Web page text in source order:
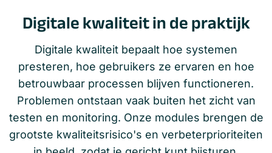
Digitale kwaliteit in de praktijk
Digitale kwaliteit bepaalt hoe systemen
presteren, hoe gebruikers ze ervaren en hoe
betrouwbaar processen blijven functioneren.
Problemen ontstaan vaak buiten het zicht van
testen en monitoring. Onze modules brengen de
grootste kwaliteitsrisico's en verbeterprioriteiten